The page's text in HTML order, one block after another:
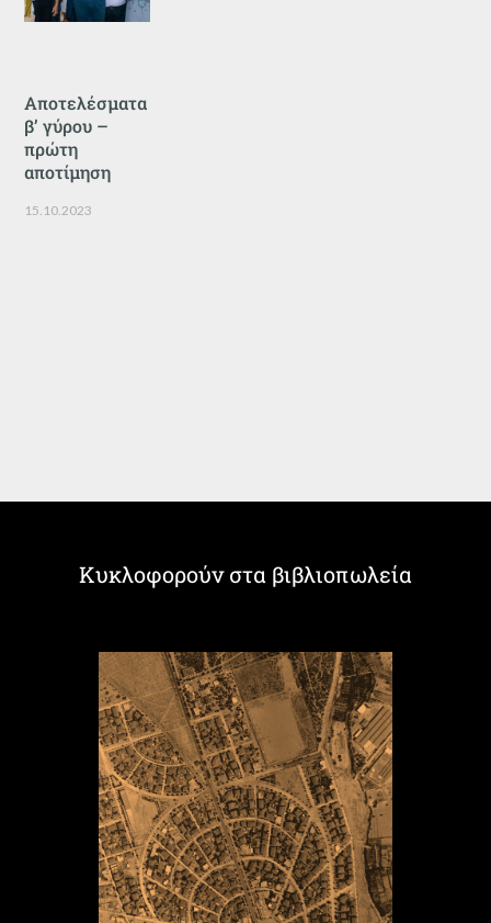
Αποτελέσματα
β’ γύρου –
πρώτη
αποτίμηση
15.10.2023
Κυκλοφορούν στα βιβλιοπωλεία